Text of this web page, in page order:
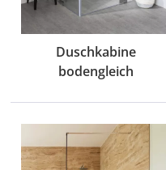
Duschkabine
bodengleich